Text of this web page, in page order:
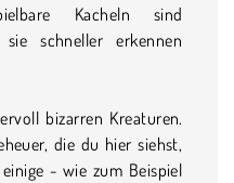
Kacheln sind
schneller erkennen
bizarren Kreaturen.
die du hier siehst,
- wie zum Beispiel